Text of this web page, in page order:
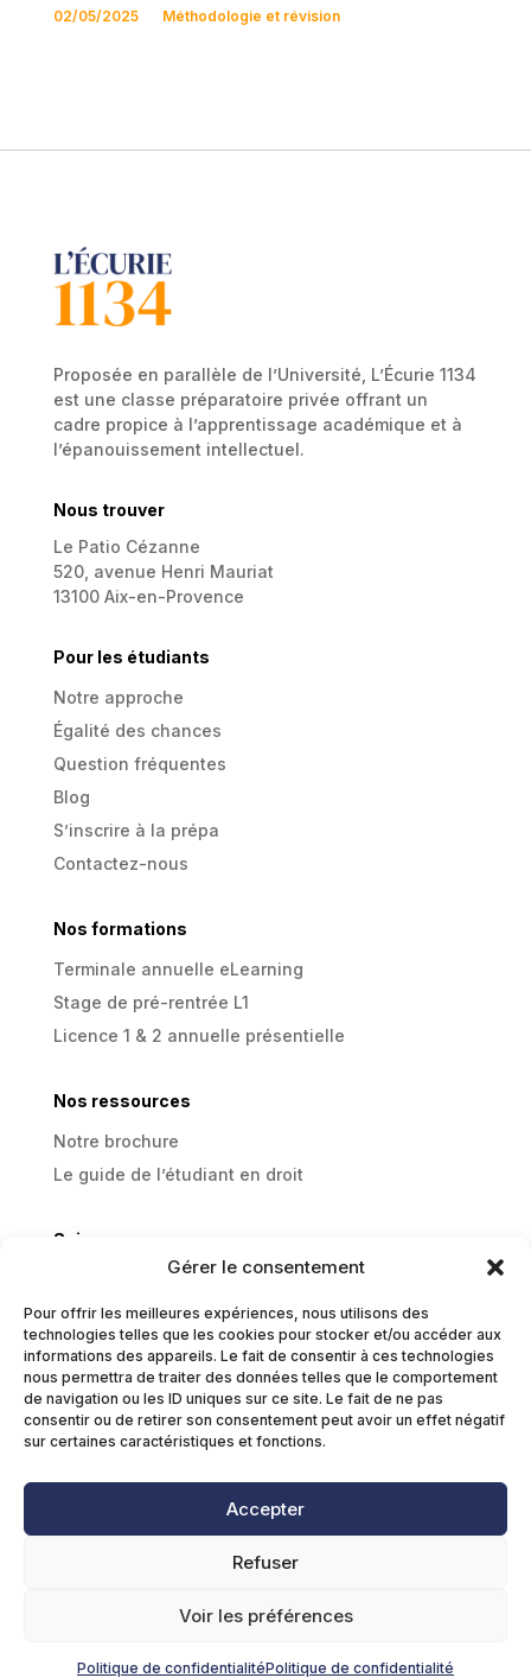
Gérer le consentement
Pour offrir les meilleures expériences, nous utilisons des
technologies telles que les cookies pour stocker et/ou accéder aux
informations des appareils. Le fait de consentir à ces technologies
nous permettra de traiter des données telles que le comportement
de navigation ou les ID uniques sur ce site. Le fait de ne pas
consentir ou de retirer son consentement peut avoir un effet négatif
sur certaines caractéristiques et fonctions.
Accepter
Refuser
Voir les préférences
Politique de confidentialitéPolitique de confidentialité
02/05/2025 Méthodologie et révision
Proposée en parallèle de l’Université, L’Écurie 1134
est une classe préparatoire privée offrant un
cadre propice à l’apprentissage académique et à
l’épanouissement intellectuel.
Nous trouver
Le Patio Cézanne
520, avenue Henri Mauriat
13100 Aix-en-Provence
Pour les étudiants
Notre approche
Égalité des chances
Question fréquentes
Blog
S’inscrire à la prépa
Contactez-nous
Nos formations
Terminale annuelle eLearning
Stage de pré-rentrée L1
Licence 1 & 2 annuelle présentielle
Nos ressources
Notre brochure
Le guide de l’étudiant en droit
Suivez-nous
Instagram
TikTok
Youtube
Copyright © 2026 Ecurie 1134. Tous droits
Politique de confidentialité